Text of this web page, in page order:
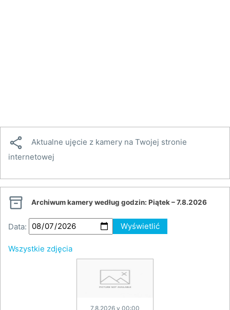

Aktualne ujęcie z kamery na Twojej stronie
internetowej
 Archiwum kamery według godzin: Piątek – 7.8.2026
Data: Wyświetlić
Wszystkie zdjęcia
7.8.2026 v 00:00